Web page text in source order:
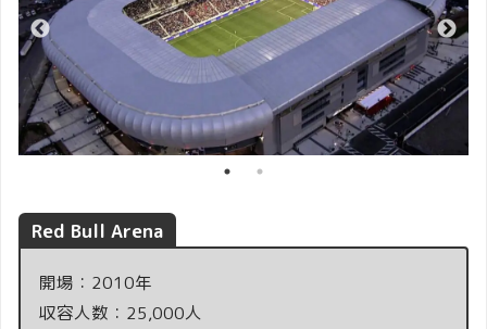
Red Bull Arena
開場：2010年
収容人数：25,000人